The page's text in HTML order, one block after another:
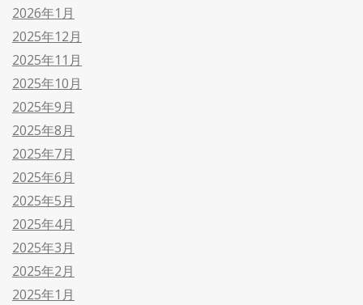
2026年1月
2025年12月
2025年11月
2025年10月
2025年9月
2025年8月
2025年7月
2025年6月
2025年5月
2025年4月
2025年3月
2025年2月
2025年1月